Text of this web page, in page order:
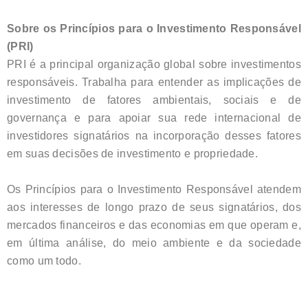
Sobre os Princípios para o Investimento Responsável
(PRI)
PRI é a principal organização global sobre investimentos
responsáveis. Trabalha para entender as implicações de
investimento de fatores ambientais, sociais e de
governança e para apoiar sua rede internacional de
investidores signatários na incorporação desses fatores
em suas decisões de investimento e propriedade.
Os Princípios para o Investimento Responsável atendem
aos interesses de longo prazo de seus signatários, dos
mercados financeiros e das economias em que operam e,
em última análise, do meio ambiente e da sociedade
como um todo.